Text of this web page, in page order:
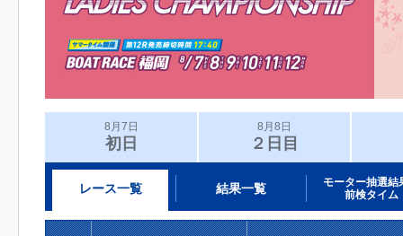
8月7日
初日
8月8日
２日目
レース一覧 結果一覧
モーター抽選結
前検タイム